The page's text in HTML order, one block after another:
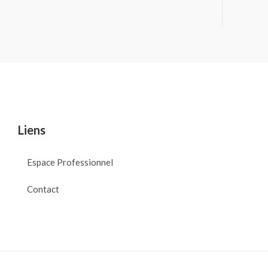
Liens
Espace Professionnel
Contact